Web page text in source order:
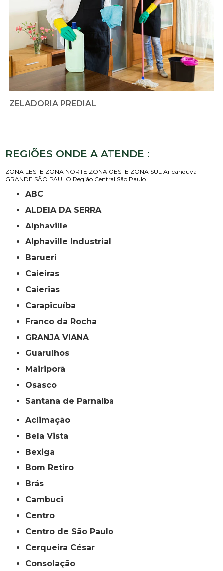
ZELADORIA PREDIAL
REGIÕES ONDE A ATENDE :
ZONA LESTE ZONA NORTE ZONA OESTE ZONA SUL Aricanduva
GRANDE SÃO PAULO Região Central São Paulo
ABC
ALDEIA DA SERRA
Alphaville
Alphaville Industrial
Barueri
Caieiras
Caierias
Carapicuíba
Franco da Rocha
GRANJA VIANA
Guarulhos
Mairiporã
Osasco
Santana de Parnaíba
Aclimação
Bela Vista
Bexiga
Bom Retiro
Brás
Cambuci
Centro
Centro de São Paulo
Cerqueira César
Consolação